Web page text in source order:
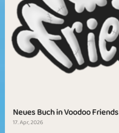
Neues Buch in Voodoo Friends
17. Apr, 2026